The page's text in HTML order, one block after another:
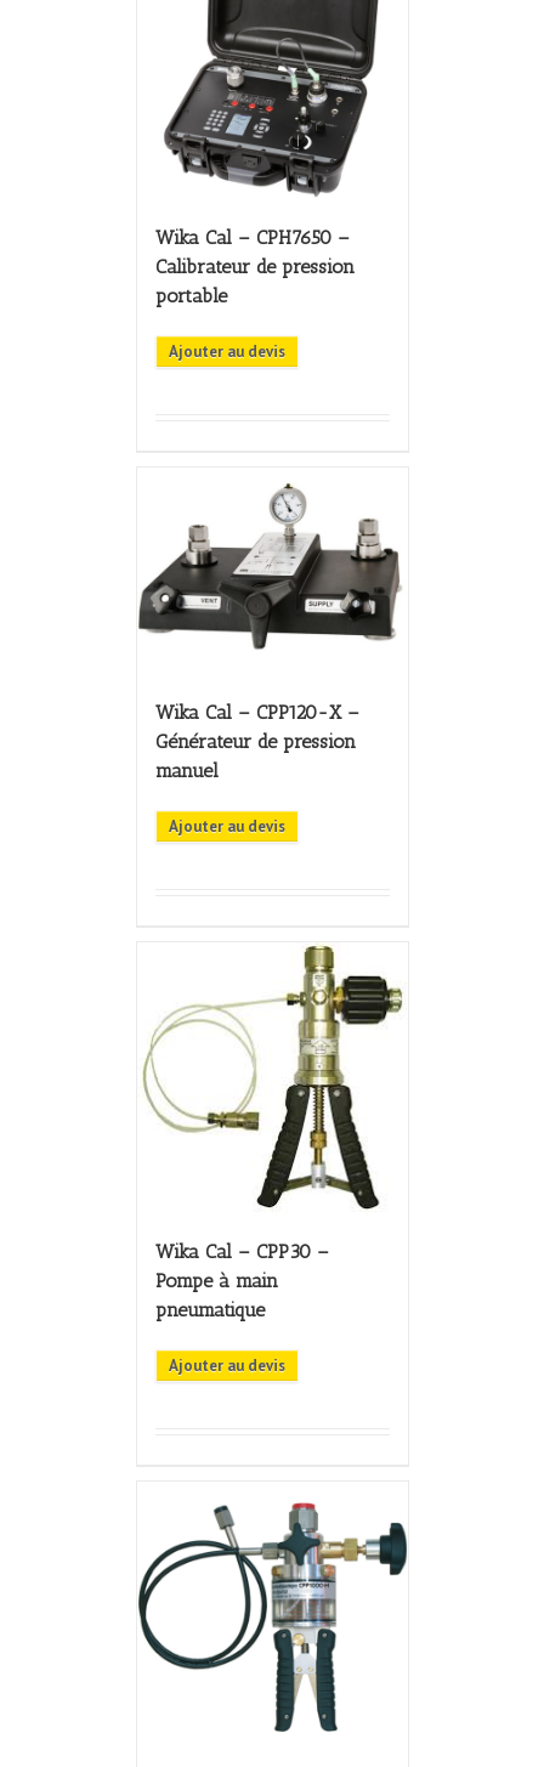
Wika Cal – CPH7650 –
Calibrateur de pression
portable
Ajouter au devis
Wika Cal – CPP120-X –
Générateur de pression
manuel
Ajouter au devis
Wika Cal – CPP30 –
Pompe à main
pneumatique
Ajouter au devis